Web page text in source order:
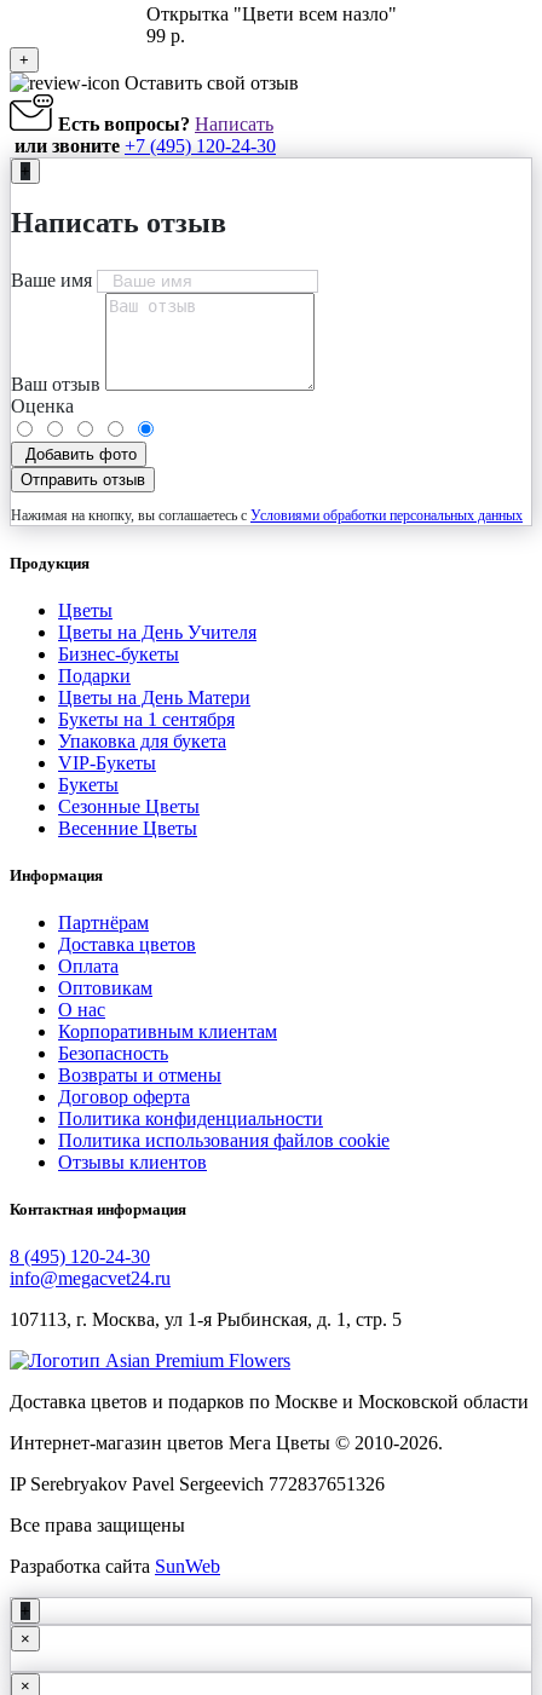
Открытка "Цвети всем назло"
99 р.
+
Оставить свой отзыв
Есть вопросы? Написать
или звоните +7 (495) 120-24-30
+
Написать отзыв
Ваше имя
Ваш отзыв
Оценка
Добавить фото
Отправить отзыв
Нажимая на кнопку, вы соглашаетесь с Условиями обработки персональных данных
Продукция
Цветы
Цветы на День Учителя
Бизнес-букеты
Подарки
Цветы на День Матери
Букеты на 1 сентября
Упаковка для букета
VIP-Букеты
Букеты
Сезонные Цветы
Весенние Цветы
Информация
Партнёрам
Доставка цветов
Оплата
Оптовикам
О нас
Корпоративным клиентам
Безопасность
Возвраты и отмены
Договор оферта
Политика конфиденциальности
Политика использования файлов cookie
Отзывы клиентов
Контактная информация
8 (495) 120-24-30
info@megacvet24.ru
107113, г. Москва, ул 1-я Рыбинская, д. 1, стр. 5
Доставка цветов и подарков по Москве и Московской области
Интернет-магазин цветов Мега Цветы © 2010-2026.
IP Serebryakov Pavel Sergeevich 772837651326
Все права защищены
Разработка сайта SunWeb
+
×
×